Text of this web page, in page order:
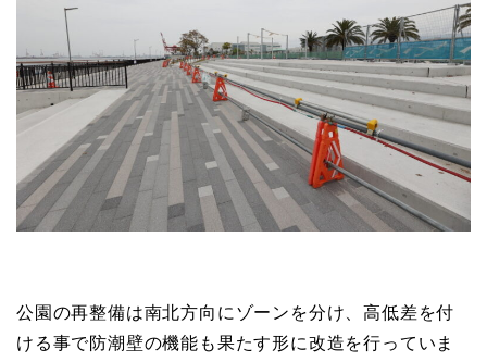
公園の再整備は南北方向にゾーンを分け、高低差を付
ける事で防潮壁の機能も果たす形に改造を行っていま